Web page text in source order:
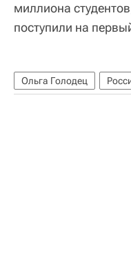
миллиона
поступили на
Ольга Голодец